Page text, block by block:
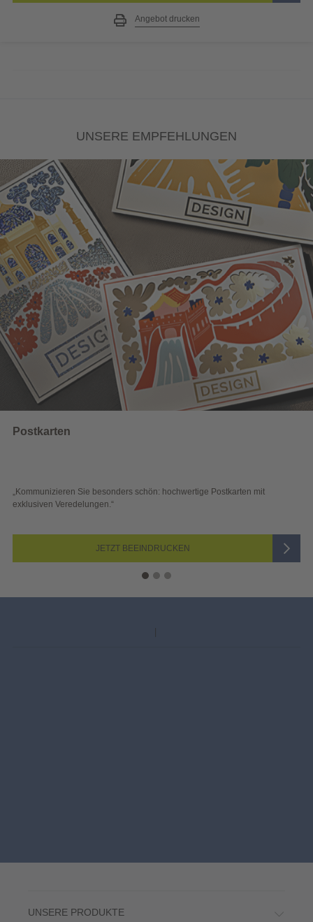
Angebot drucken
UNSERE EMPFEHLUNGEN
Sie besonders schön: hochwertige Postkarten mit
Veredelungen.“
JETZT BEEINDRUCKEN
UNSERE PRODUKTE